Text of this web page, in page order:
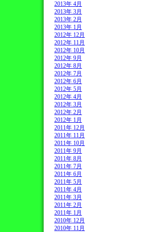
2013年 4月
2013年 3月
2013年 2月
2013年 1月
2012年 12月
2012年 11月
2012年 10月
2012年 9月
2012年 8月
2012年 7月
2012年 6月
2012年 5月
2012年 4月
2012年 3月
2012年 2月
2012年 1月
2011年 12月
2011年 11月
2011年 10月
2011年 9月
2011年 8月
2011年 7月
2011年 6月
2011年 5月
2011年 4月
2011年 3月
2011年 2月
2011年 1月
2010年 12月
2010年 11月